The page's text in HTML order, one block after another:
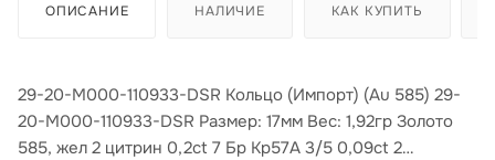
ОПИСАНИЕ НАЛИЧИЕ КАК КУПИТЬ
29-20-М000-110933-DSR Кольцо (Импорт) (Au 585) 29-
20-М000-110933-DSR Размер: 17мм Вес: 1,92гр Золото
585, жел 2 цитрин 0,2ct 7 Бр Кр57А 3/5 0,09ct 2